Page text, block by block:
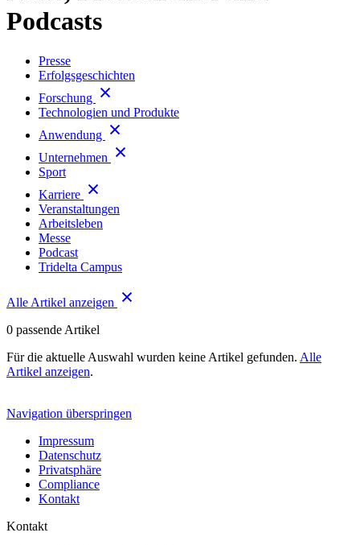
Podcasts
Presse
Erfolgsgeschichten
Forschung
Technologien und Produkte
Anwendung
Unternehmen
Sport
Karriere
Veranstaltungen
Arbeitsleben
Messe
Podcast
Tridelta Campus
Alle Artikel anzeigen
0 passende Artikel
Für die aktuelle Auswahl wurden keine Artikel gefunden. Alle
Artikel anzeigen.
Navigation überspringen
Impressum
Datenschutz
Privatsphäre
Compliance
Kontakt
Kontakt